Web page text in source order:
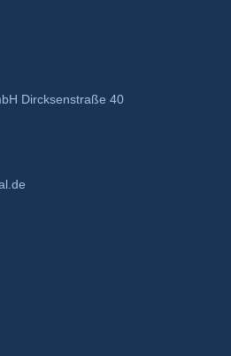
Dircksenstraße 40